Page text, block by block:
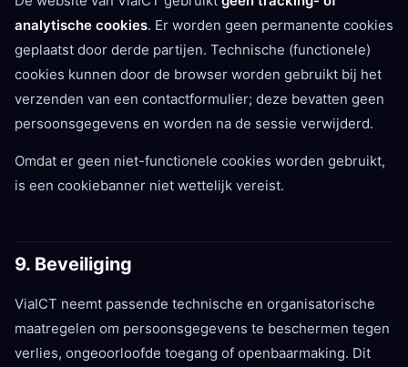
analytische cookies. Er worden geen permanente cookies
geplaatst door derde partijen. Technische (functionele)
cookies kunnen door de browser worden gebruikt bij het
verzenden van een contactformulier; deze bevatten geen
persoonsgegevens en worden na de sessie verwijderd.
Omdat er geen niet-functionele cookies worden gebruikt,
is een cookiebanner niet wettelijk vereist.
9. Beveiliging
ViaICT neemt passende technische en organisatorische
maatregelen om persoonsgegevens te beschermen tegen
verlies, ongeoorloofde toegang of openbaarmaking. Dit